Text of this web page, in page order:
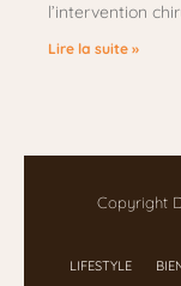
l’intervention
Lire la suite »
Copyright
LIFESTYLE